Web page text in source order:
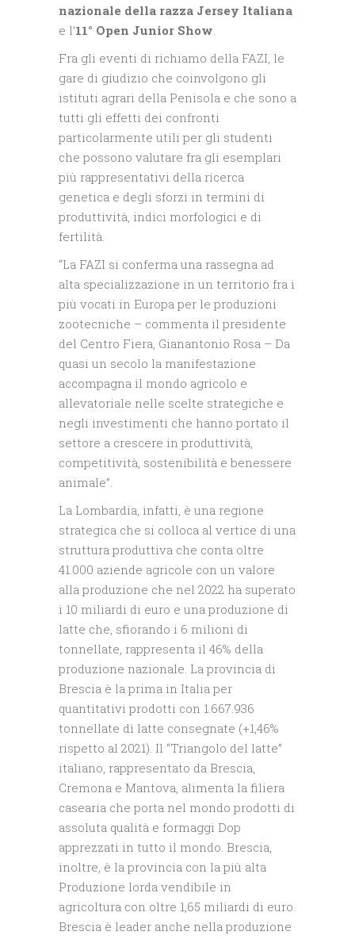
nazionale della razza Jersey Italiana
e l’11° Open Junior Show.
Fra gli eventi di richiamo della FAZI, le
gare di giudizio che coinvolgono gli
istituti agrari della Penisola e che sono a
tutti gli effetti dei confronti
particolarmente utili per gli studenti
che possono valutare fra gli esemplari
più rappresentativi della ricerca
genetica e degli sforzi in termini di
produttività, indici morfologici e di
fertilità.
“La FAZI si conferma una rassegna ad
alta specializzazione in un territorio fra i
più vocati in Europa per le produzioni
zootecniche – commenta il presidente
del Centro Fiera, Gianantonio Rosa – Da
quasi un secolo la manifestazione
accompagna il mondo agricolo e
allevatoriale nelle scelte strategiche e
negli investimenti che hanno portato il
settore a crescere in produttività,
competitività, sostenibilità e benessere
animale”.
La Lombardia, infatti, è una regione
strategica che si colloca al vertice di una
struttura produttiva che conta oltre
41.000 aziende agricole con un valore
alla produzione che nel 2022 ha superato
i 10 miliardi di euro e una produzione di
latte che, sfiorando i 6 milioni di
tonnellate, rappresenta il 46% della
produzione nazionale. La provincia di
Brescia è la prima in Italia per
quantitativi prodotti con 1.667.936
tonnellate di latte consegnate (+1,46%
rispetto al 2021). Il “Triangolo del latte”
italiano, rappresentato da Brescia,
Cremona e Mantova, alimenta la filiera
casearia che porta nel mondo prodotti di
assoluta qualità e formaggi Dop
apprezzati in tutto il mondo. Brescia,
inoltre, è la provincia con la più alta
Produzione lorda vendibile in
agricoltura con oltre 1,65 miliardi di euro.
Brescia è leader anche nella produzione